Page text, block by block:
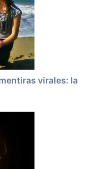
virales: la